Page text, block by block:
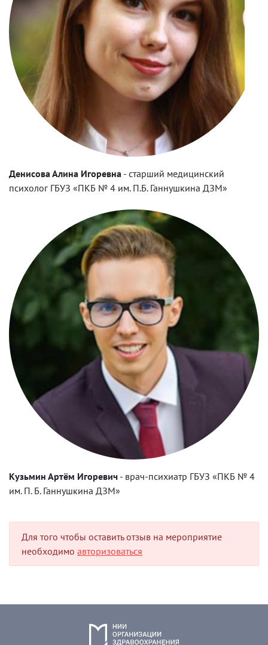
Денисова Алина Игоревна - старший медицинский
психолог ГБУЗ «ПКБ № 4 им. П.Б. Ганнушкина ДЗМ»
Кузьмин Артём Игоревич - врач-психиатр ГБУЗ «ПКБ № 4
им. П. Б. Ганнушкина ДЗМ»
Для того чтобы оставить отзыв на мероприятие
необходимо авторизоваться